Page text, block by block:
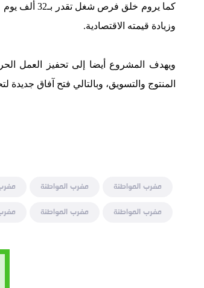
كما يروم
وزيادة قيمته الاقتصادية.
ويهدف المشروع أيضا إلى تحفيز العمل الحر
المنتوج والتسويق، وبالتالي فتح آفاق
مغرب المواطنة مغرب المواطنة
مغرب المواطنة
مغرب المواطنة